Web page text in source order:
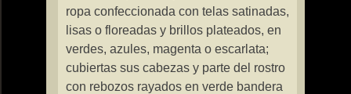
ropa confeccionada con telas satinadas,
lisas o floreadas y brillos plateados, en
verdes, azules, magenta o escarlata;
cubiertas sus cabezas y parte del rostro
con rebozos rayados en verde bandera